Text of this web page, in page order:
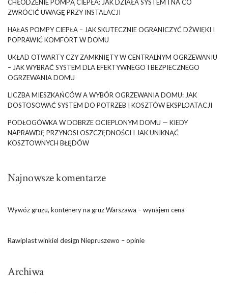
CHŁODZENIE POMPĄ CIEPŁA: JAK DZIAŁA SYSTEM I NA CO
ZWRÓCIĆ UWAGĘ PRZY INSTALACJI
HAŁAS POMPY CIEPŁA – JAK SKUTECZNIE OGRANICZYĆ DŹWIĘKI I
POPRAWIĆ KOMFORT W DOMU
UKŁAD OTWARTY CZY ZAMKNIĘTY W CENTRALNYM OGRZEWANIU
– JAK WYBRAĆ SYSTEM DLA EFEKTYWNEGO I BEZPIECZNEGO
OGRZEWANIA DOMU
LICZBA MIESZKAŃCÓW A WYBÓR OGRZEWANIA DOMU: JAK
DOSTOSOWAĆ SYSTEM DO POTRZEB I KOSZTÓW EKSPLOATACJI
PODŁOGÓWKA W DOBRZE OCIEPLONYM DOMU — KIEDY
NAPRAWDĘ PRZYNOSI OSZCZĘDNOŚCI I JAK UNIKNĄĆ
KOSZTOWNYCH BŁĘDÓW
Najnowsze komentarze
Wywóz gruzu, kontenery na gruz Warszawa – wynajem cena
Rawiplast winkiel design Niepruszewo – opinie
Archiwa